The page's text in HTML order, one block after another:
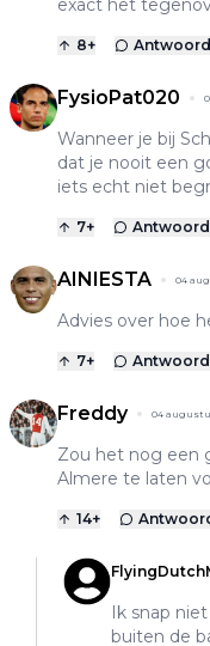
exact het
8+ Antwoord
FysioPat020
Wanneer je bij
dat je nooit een
iets echt niet
7+ Antwoord
AINIESTA 04
Advies over hoe
7+ Antwoord
Freddy 04
Zou het nog een
Almere te laten
14+
Ik snap
buiten de